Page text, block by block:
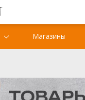
Магазины